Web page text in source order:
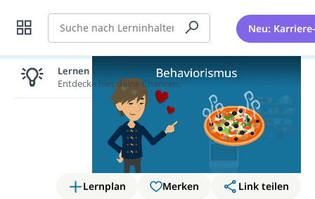
Suche Neu:
Lernplan Merken
Link teilen
Lernen lohnt sich!
Entdecke hier deine Chancen.